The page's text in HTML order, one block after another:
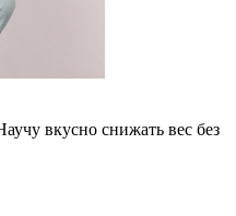
вкусно снижать вес без